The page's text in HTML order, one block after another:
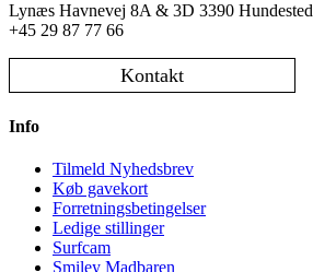
Lynæs Havnevej 8A & 3D 3390 Hundested
+45 29 87 77 66
Kontakt
Info
Tilmeld Nyhedsbrev
Køb gavekort
Forretningsbetingelser
Ledige stillinger
Surfcam
Smiley Madbaren